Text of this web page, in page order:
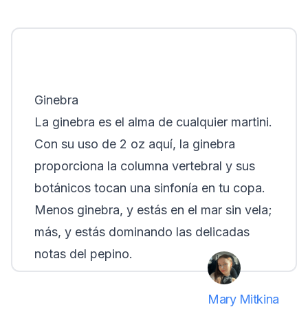
Ginebra
La ginebra es el alma de cualquier martini.
Con su uso de 2 oz aquí, la ginebra
proporciona la columna vertebral y sus
botánicos tocan una sinfonía en tu copa.
Menos ginebra, y estás en el mar sin vela;
más, y estás dominando las delicadas
notas del pepino.
Mary Mitkina